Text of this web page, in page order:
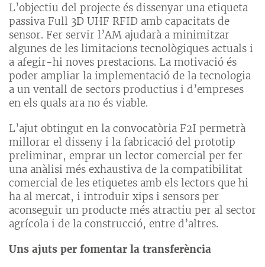
L’objectiu del projecte és dissenyar una etiqueta
passiva Full 3D UHF RFID amb capacitats de
sensor. Fer servir l’AM ajudarà a minimitzar
algunes de les limitacions tecnològiques actuals i
a afegir-hi noves prestacions. La motivació és
poder ampliar la implementació de la tecnologia
a un ventall de sectors productius i d’empreses
en els quals ara no és viable.
L’ajut obtingut en la convocatòria F2I permetrà
millorar el disseny i la fabricació del prototip
preliminar, emprar un lector comercial per fer
una anàlisi més exhaustiva de la compatibilitat
comercial de les etiquetes amb els lectors que hi
ha al mercat, i introduir xips i sensors per
aconseguir un producte més atractiu per al sector
agrícola i de la construcció, entre d’altres.
Uns ajuts per fomentar la transferència